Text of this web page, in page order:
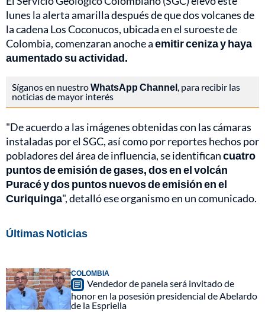
lunes la alerta amarilla después de que dos volcanes de
la cadena Los Coconucos, ubicada en el suroeste de
Colombia, comenzaran anoche aemitir ceniza y haya
aumentado su actividad.
Síganos en nuestroWhatsApp Channel, para recibir las
noticias de mayor interés
"De acuerdo a las imágenes obtenidas con las cámaras
instaladas por el SGC, así como por reportes hechos por
pobladores del área de influencia, se identificancuatro
puntos de emisión de gases, dos en el volcán
Puracé y dos puntos nuevos de emisión en el
Curiquinga", detalló ese organismo en un comunicado.
Últimas Noticias
COLOMBIA
Vendedor de panela será invitado de
honor en la posesión presidencial de Abelardo
de la Espriella